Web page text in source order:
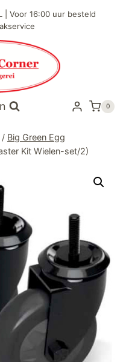
| Voor 16:00 uur besteld
0
/ Big Green Egg
Kit Wielen-set/2)